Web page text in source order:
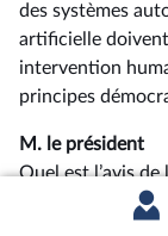
des systèmes
artificielle
intervention
principes
M. le président
Quel est l’avis de
M. Jean-Louis